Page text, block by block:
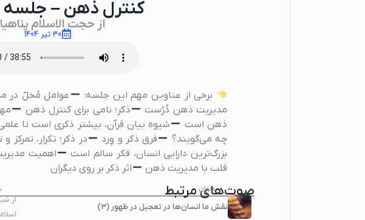
کنترل ذهن –
از حجت الاسلام
30 تیر 1404
برخی از عناوین مهم این جلسه: عوامل مُخلّ در
مدیریت ذهن دُرُست
ذکر؛ نامی برای کنترل ذهن
ذهن است
شیوه بیان قرآن، بیشتر ذکری است تا
چه می‌گویند؟
فرق ذکر و وِرد در ذکر؛ تکرار، تمرکز
بزرگ‌ترین دارایی انسان، فکر سالم است
اهمیت
قلب با مدیریت ذهن
اثر ذکر بر روی دیگران
صوت‌های مرتبط
عنوان
نقش ما انسان‌ها در تعجیل در ظهور (۳)
از